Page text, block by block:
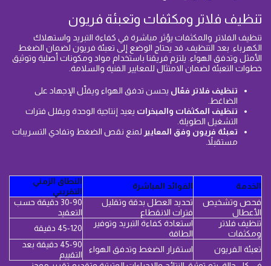
تنظيف فلاتر ومكثفات وتعبئة فريون
تنظيف الفلاتر والمكثفات يؤثر مباشرة في كفاءة التبريد واستهلاك
الكهرباء. بعد التنظيف، قد يحتاج الوضع إلى تعبئة فريون لضمان الضغط
الأمثل وتدفق الهواء. يلتزم فريقنا باستخدام مواد ومكونات أصلية وتوثيق
خطوات التعبئة لضمان الامتثال للمعايير الفنية والسلامة.
تنظيف فلاتر فعّال يحسن تدفق الهواء ويقلّل الإجهاد على
الضاغط.
تنظيف المكثفات والمبخرات يعيد إنتاجية الوحدة ويقلل فترات
التشغيل الطويلة.
تعبئة فريون وفق المعايير لمنع نقص الضغط وتفادي التسريبات
مستقبلاً.
الخدمة الفوائد المباشرة
النطاق الزمني
التقريبي
فحص وتشخيص
الأعطال
تحديد العطل بدقة وتقليل
فترات الانقطاع
30-90 دقيقة حسب
التعقيد
تنظيف فلاتر
ومكثفات
استعادة كفاءة التبريد وتوفير
الطاقة
45-120 دقيقة
تعبئة الفريون استقرار الضغط وتدفق الهواء
45-90 دقيقة بعد
التقييم